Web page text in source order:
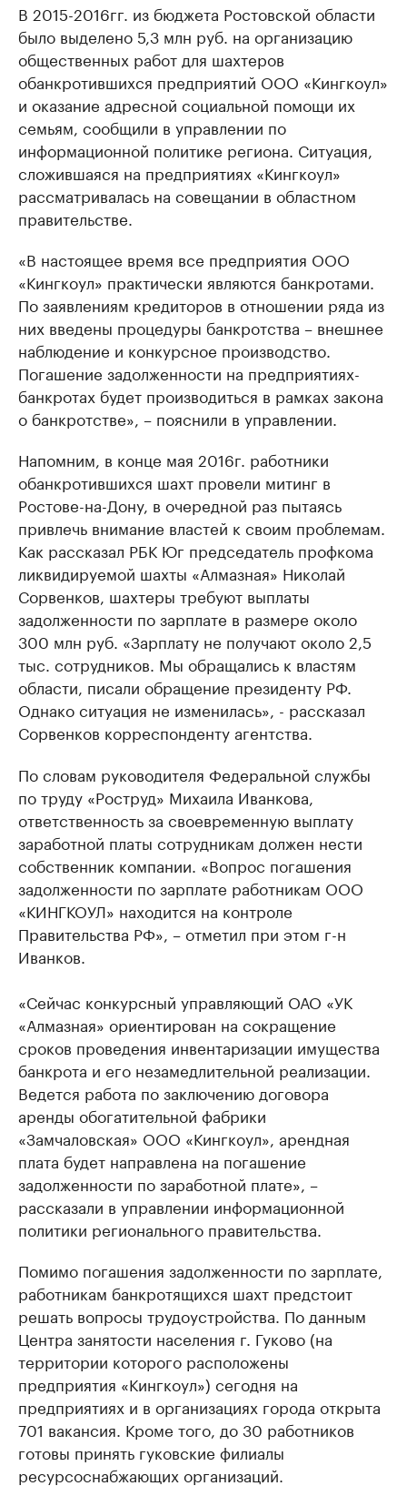
В 2015-2016гг. из бюджета Ростовской области
было выделено 5,3 млн руб. на организацию
общественных работ для шахтеров
обанкротившихся предприятий ООО «Кингкоул»
и оказание адресной социальной помощи их
семьям, сообщили в управлении по
информационной политике региона. Ситуация,
сложившаяся на предприятиях «Кингкоул»
рассматривалась на совещании в областном
правительстве.
«В настоящее время все предприятия ООО
«Кингкоул» практически являются банкротами.
По заявлениям кредиторов в отношении ряда из
них введены процедуры банкротства – внешнее
наблюдение и конкурсное производство.
Погашение задолженности на предприятиях-
банкротах будет производиться в рамках закона
о банкротстве», – пояснили в управлении.
Напомним, в конце мая 2016г. работники
обанкротившихся шахт провели митинг в
Ростове-на-Дону, в очередной раз пытаясь
привлечь внимание властей к своим проблемам.
Как рассказал РБК Юг председатель профкома
ликвидируемой шахты «Алмазная» Николай
Сорвенков, шахтеры требуют выплаты
задолженности по зарплате в размере около
300 млн руб. «Зарплату не получают около 2,5
тыс. сотрудников. Мы обращались к властям
области, писали обращение президенту РФ.
Однако ситуация не изменилась», - рассказал
Сорвенков корреспонденту агентства.
По словам руководителя Федеральной службы
по труду «Роструд» Михаила Иванкова,
ответственность за своевременную выплату
заработной платы сотрудникам должен нести
собственник компании. «Вопрос погашения
задолженности по зарплате работникам ООО
«КИНГКОУЛ» находится на контроле
Правительства РФ», – отметил при этом г-н
Иванков.
«Сейчас конкурсный управляющий ОАО «УК
«Алмазная» ориентирован на сокращение
сроков проведения инвентаризации имущества
банкрота и его незамедлительной реализации.
Ведется работа по заключению договора
аренды обогатительной фабрики
«Замчаловская» ООО «Кингкоул», арендная
плата будет направлена на погашение
задолженности по заработной плате», –
рассказали в управлении информационной
политики регионального правительства.
Помимо погашения задолженности по зарплате,
работникам банкротящихся шахт предстоит
решать вопросы трудоустройства. По данным
Центра занятости населения г. Гуково (на
территории которого расположены
предприятия «Кингкоул») сегодня на
предприятиях и в организациях города открыта
701 вакансия. Кроме того, до 30 работников
готовы принять гуковские филиалы
ресурсоснабжающих организаций.